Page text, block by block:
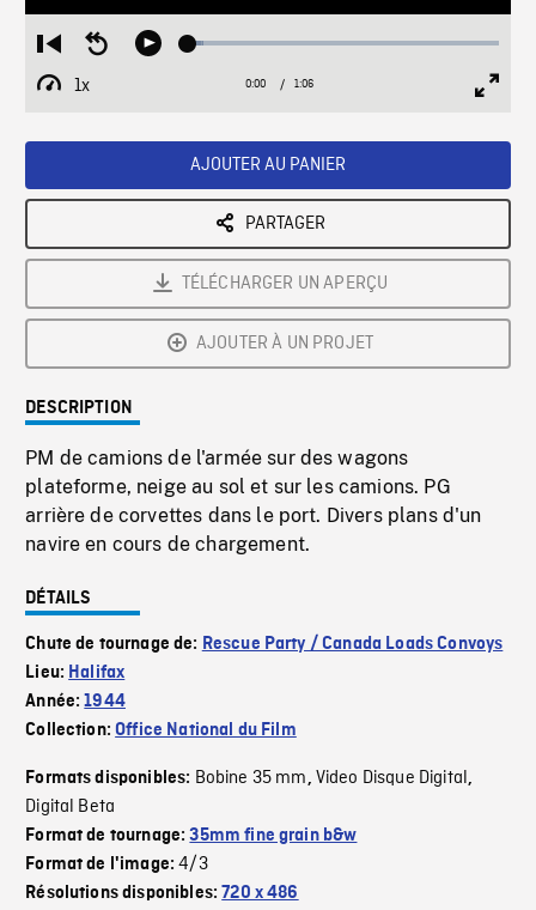
Restart
from
beginning
Seek
Play Loaded:
1x
Playback
Current
0:00 / Duration
1:06
AJOUTER AU PANIER
PARTAGER
TÉLÉCHARGER UN APERÇU
AJOUTER À UN PROJET
DESCRIPTION
PM de camions de l'armée sur des wagons
plateforme, neige au sol et sur les camions. PG
arrière de corvettes dans le port. Divers plans d'un
navire en cours de chargement.
DÉTAILS
Chute de tournage de: Rescue Party / Canada Loads Convoys
Lieu: Halifax
Année:1944
Collection:Office National du Film
Formats disponibles: Bobine 35 mm, Video Disque Digital,
Digital Beta
Format de tournage:35mm fine grain b&w
Format de l'image:4/3
Résolutions disponibles:720 x 486